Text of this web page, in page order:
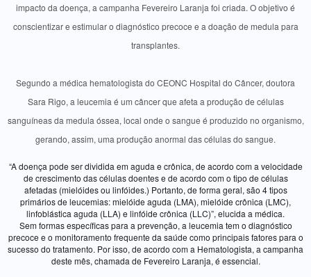
impacto da doença, a campanha Fevereiro Laranja foi criada. O objetivo é
conscientizar e estimular o diagnóstico precoce e a doação de medula para
transplantes.
Segundo a médica hematologista do CEONC Hospital do Câncer, doutora
Sara Rigo, a leucemia é um câncer que afeta a produção de células
sanguíneas da medula óssea, local onde o sangue é produzido no organismo,
gerando, assim, uma produção anormal das células do sangue.
“A doença pode ser dividida em aguda e crônica, de acordo com a velocidade
de crescimento das células doentes e de acordo com o tipo de células
afetadas (mielóides ou linfóides.) Portanto, de forma geral, são 4 tipos
primários de leucemias: mielóide aguda (LMA), mielóide crônica (LMC),
linfoblástica aguda (LLA) e linfóide crônica (LLC)”, elucida a médica.
Sem formas específicas para a prevenção, a leucemia tem o diagnóstico
precoce e o monitoramento frequente da saúde como principais fatores para o
sucesso do tratamento. Por isso, de acordo com a Hematologista, a campanha
deste mês, chamada de Fevereiro Laranja, é essencial.